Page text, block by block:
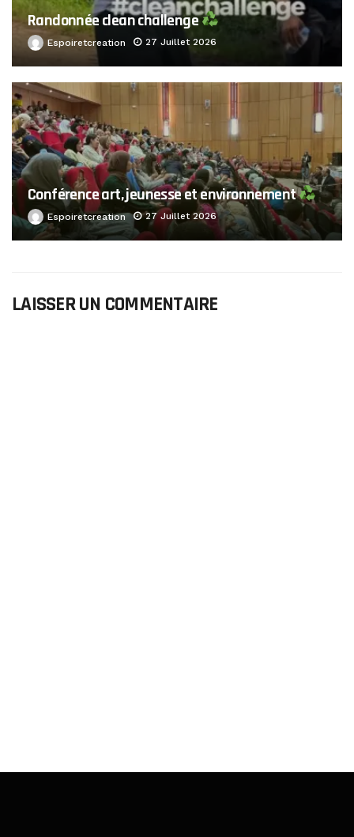
Randonnée clean challenge
Espoiretcreation 27 Juillet 2026
Conférence art, jeunesse et environnement
Espoiretcreation 27 Juillet 2026
LAISSER UN COMMENTAIRE